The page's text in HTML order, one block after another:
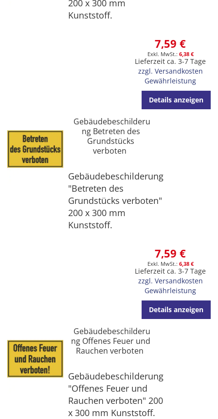
200 x 300 mm
Kunststoff.
7,59 €
6,38 €
Lieferzeit ca. 3-7 Tage
zzgl. Versandkosten
Gewährleistung
Details anzeigen
Gebäudebeschilderu
ng Betreten des
Grundstücks
verboten
Gebäudebeschilderung
"Betreten des
Grundstücks verboten"
200 x 300 mm
Kunststoff.
7,59 €
6,38 €
Lieferzeit ca. 3-7 Tage
zzgl. Versandkosten
Gewährleistung
Details anzeigen
Gebäudebeschilderu
ng Offenes Feuer und
Rauchen verboten
Gebäudebeschilderung
"Offenes Feuer und
Rauchen verboten" 200
x 300 mm Kunststoff.